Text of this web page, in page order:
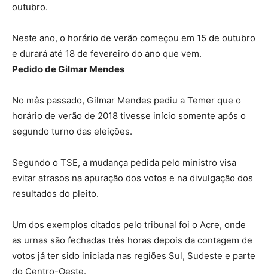
outubro.
Neste ano, o horário de verão começou em 15 de outubro
e durará até 18 de fevereiro do ano que vem.
Pedido de Gilmar Mendes
No mês passado, Gilmar Mendes pediu a Temer que o
horário de verão de 2018 tivesse início somente após o
segundo turno das eleições.
Segundo o TSE, a mudança pedida pelo ministro visa
evitar atrasos na apuração dos votos e na divulgação dos
resultados do pleito.
Um dos exemplos citados pelo tribunal foi o Acre, onde
as urnas são fechadas três horas depois da contagem de
votos já ter sido iniciada nas regiões Sul, Sudeste e parte
do Centro-Oeste.